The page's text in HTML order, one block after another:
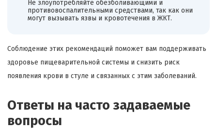
Не злоупотребляйте обезболивающими и
противовоспалительными средствами, так как они
могут вызывать язвы и кровотечения в ЖКТ.
Соблюдение этих рекомендаций поможет вам поддерживать
здоровье пищеварительной системы и снизить риск
появления крови в стуле и связанных с этим заболеваний.
Ответы на часто задаваемые
вопросы